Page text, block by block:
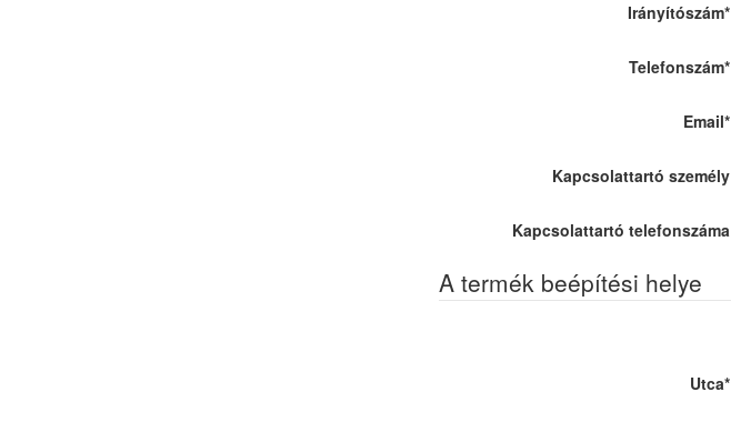
Irányítószám*
Telefonszám*
Email*
Kapcsolattartó személy
Kapcsolattartó telefonszáma
A termék beépítési helye
Utca*